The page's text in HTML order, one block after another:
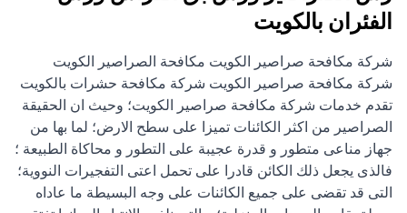
الفئران بالكويت
شركة مكافحة صراصير الكويت مكافحة الصراصير الكويت
شركة مكافحة صراصير الكويت شركة مكافحة حشرات بالكويت
تقدم خدمات شركة مكافحة صراصير الكويت؛ وحيث ان الحقيقة
الصراصير من اكثر الكائنات تميزا على سطح الارض؛ لما بها من
جهاز مناعى متطور و قدرة عجيبة على التطور و محاكاة الطبيعة ؛
فالذى يجعل ذلك الكائن قادرا على تحمل اعتى التفجيرات النووية؛
التى قد تقضى على جميع الكائنات على وجه البسيطة ما عاداه